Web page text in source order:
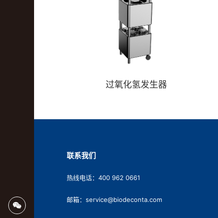
过氧化氢发生器
联系我们
热线电话：400 962 0661
邮箱：service@biodeconta.com